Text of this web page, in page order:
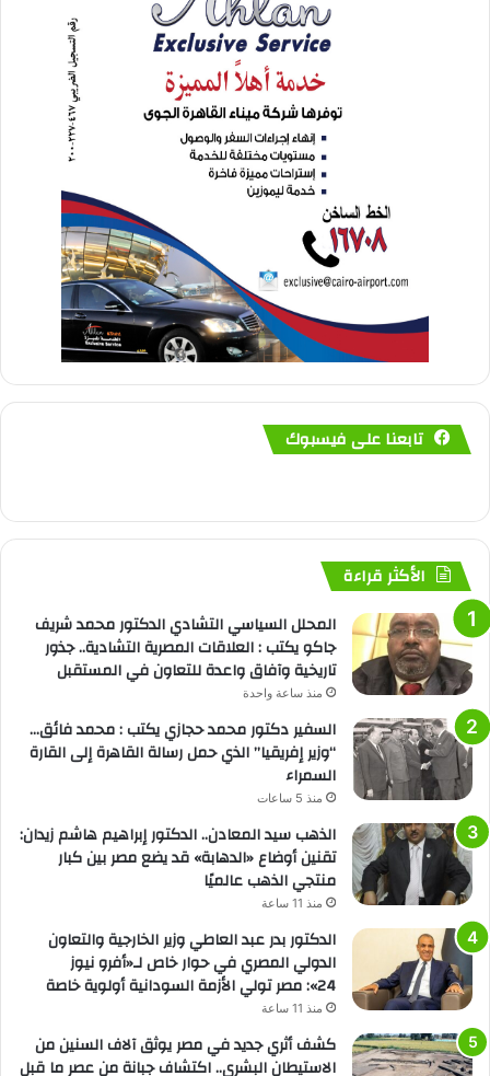
تابعنا على فيسبوك
الأكثر قراءة
المحلل السياسي التشادي الدكتور محمد شريف
جاكو يكتب : العلاقات المصرية التشادية.. جذور
تاريخية وآفاق واعدة للتعاون في المستقبل
منذ ساعة واحدة
السفير دكتور محمد حجازي يكتب : محمد فائق…
“وزير إفريقيا” الذي حمل رسالة القاهرة إلى القارة
السمراء
منذ 5 ساعات
الذهب سيد المعادن.. الدكتور إبراهيم هاشم زيدان:
تقنين أوضاع «الدهابة» قد يضع مصر بين كبار
منتجي الذهب عالميًا
منذ 11 ساعة
الدكتور بدر عبد العاطي وزير الخارجية والتعاون
الدولي المصري في حوار خاص لـ«أفرو نيوز
24»: مصر تولي الأزمة السودانية أولوية خاصة
منذ 11 ساعة
كشف أثري جديد في مصر يوثق آلاف السنين من
الاستيطان البشري.. اكتشاف جبانة من عصر ما قبل